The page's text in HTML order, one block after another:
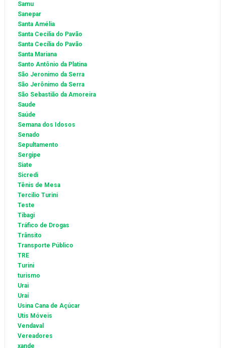
Samu
Sanepar
Santa Amélia
Santa Cecilia do Pavão
Santa Cecília do Pavão
Santa Mariana
Santo Antônio da Platina
São Jeronimo da Serra
São Jerônimo da Serra
São Sebastião da Amoreira
Saude
Saúde
Semana dos Idosos
Senado
Sepultamento
Sergipe
Siate
Sicredi
Tênis de Mesa
Tercilio Turini
Teste
Tibagi
Tráfico de Drogas
Trânsito
Transporte Público
TRE
Turini
turismo
Urai
Uraí
Usina Cana de Açúcar
Utis Móveis
Vendaval
Vereadores
xande